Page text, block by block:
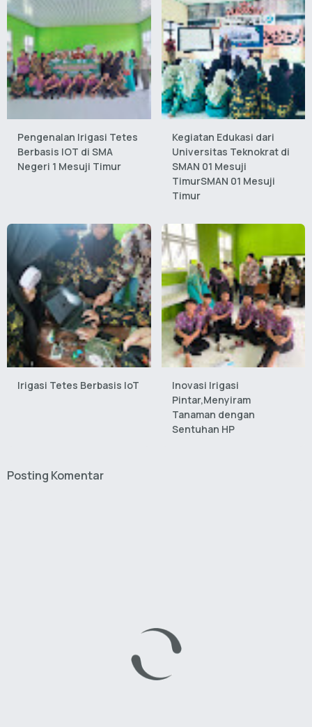
Pengenalan Irigasi Tetes
Berbasis IOT di SMA
Negeri 1 Mesuji Timur
Kegiatan Edukasi dari
Universitas Teknokrat di
SMAN 01 Mesuji
TimurSMAN 01 Mesuji
Timur
Irigasi Tetes Berbasis IoT
Inovasi Irigasi
Pintar,Menyiram
Tanaman dengan
Sentuhan HP
Posting Komentar